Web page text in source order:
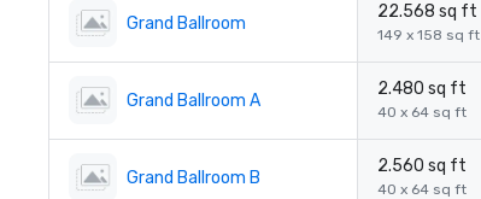
Grand Ballroom
22.568 sq ft
149 x 158 sq ft
Grand Ballroom A
2.480 sq ft
40 x 64 sq ft
Grand Ballroom B
2.560 sq ft
40 x 64 sq ft